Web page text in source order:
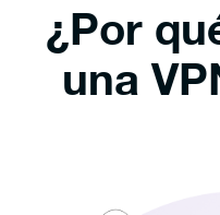
¿Por
una